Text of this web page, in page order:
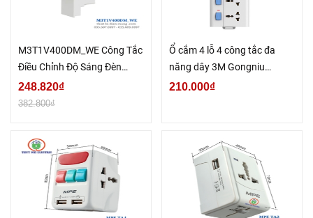
M3T1V400DM_WE Công Tắc
Điều Chỉnh Độ Sáng Đèn
AvatarOn
248.820₫
382.800₫
Ổ cắm 4 lỗ 4 công tắc đa
năng dây 3M Gongniu
GNVN-S3040-30
210.000₫